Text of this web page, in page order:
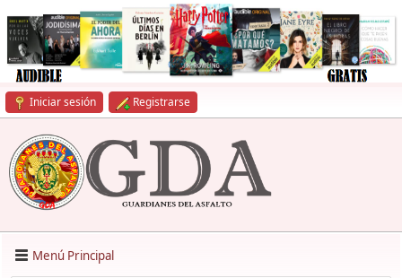
Iniciar sesión Registrarse
Menú Principal